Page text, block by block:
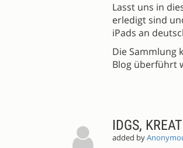
Lasst uns in
erledigt sind
iPads an
Die Sammlung
Blog überführt
IDGS,
added by